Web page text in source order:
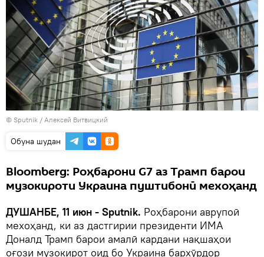
© Sputnik / Алексей Витвицкий
Обуна шудан
Bloomberg: Роҳбарони G7 аз Трамп барои
музокироти Украина пуштибонӣ мехоҳанд
ДУШАНБЕ, 11 июн - Sputnik. Роҳбарони аврупоӣ
мехоҳанд, ки аз дастгирии президенти ИМА
Доналд Трамп барои амалӣ кардани нақшаҳои
оғози музокирот оид бо Украина бархӯрдор